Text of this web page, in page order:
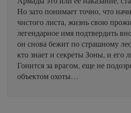
Но зато понимает точно, что
чистого листа, жизнь свою
легендарное имя подтвердить
он снова бежит по страшному
кто знает и секреты Зоны, и его
Гонится за врагом, еще не
объектом охоты…